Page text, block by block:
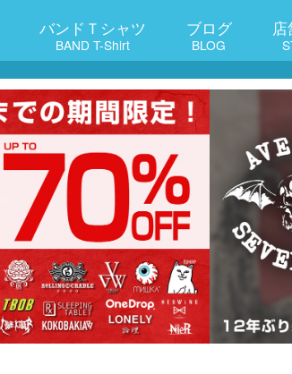
バンドＴシャツ
BAND T-Shirt
ブログ
BLOG